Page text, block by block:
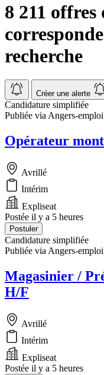
8 211
recherche
Créer une alerte
Candidature simplifiée
Publiée via Angers-
Opérateur
Avrillé
Intérim
Expliseat
Postée il y a 5 heures
Postuler
Candidature simplifiée
Publiée via Angers-
Magasinier /
H/F
Avrillé
Intérim
Expliseat
Postée il y a 5 heures